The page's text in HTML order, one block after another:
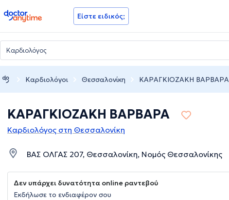
doctoranytime Είστε ειδικός;
Καρδιολόγοι Θεσσαλονίκη ΚΑΡΑΓΚΙΟΖΑΚΗ ΒΑΡΒΑΡΑ
ΚΑΡΑΓΚΙΟΖΑΚΗ ΒΑΡΒΑΡΑ
Καρδιολόγος στη Θεσσαλονίκη
ΒΑΣ ΟΛΓΑΣ 207, Θεσσαλονίκη, Νομός Θεσσαλονίκης
Δεν υπάρχει δυνατότητα online ραντεβού
Εκδήλωσε το ενδιαφέρον σου